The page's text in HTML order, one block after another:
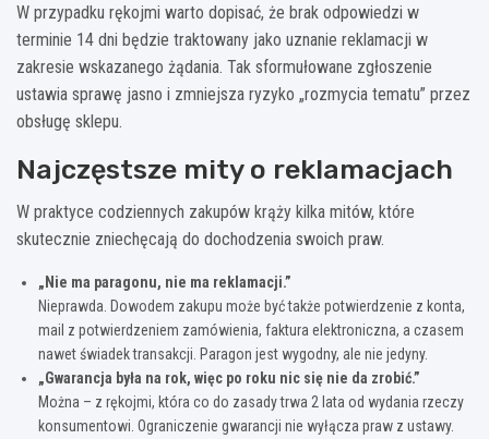
W przypadku rękojmi warto dopisać, że brak odpowiedzi w
terminie 14 dni będzie traktowany jako uznanie reklamacji w
zakresie wskazanego żądania. Tak sformułowane zgłoszenie
ustawia sprawę jasno i zmniejsza ryzyko „rozmycia tematu” przez
obsługę sklepu.
Najczęstsze mity o reklamacjach
W praktyce codziennych zakupów krąży kilka mitów, które
skutecznie zniechęcają do dochodzenia swoich praw.
„Nie ma paragonu, nie ma reklamacji.”
Nieprawda. Dowodem zakupu może być także potwierdzenie z konta,
mail z potwierdzeniem zamówienia, faktura elektroniczna, a czasem
nawet świadek transakcji. Paragon jest wygodny, ale nie jedyny.
„Gwarancja była na rok, więc po roku nic się nie da zrobić.”
Można – z rękojmi, która co do zasady trwa 2 lata od wydania rzeczy
konsumentowi. Ograniczenie gwarancji nie wyłącza praw z ustawy.